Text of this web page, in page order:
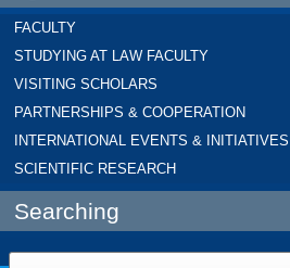
FACULTY
STUDYING AT LAW FACULTY
VISITING SCHOLARS
PARTNERSHIPS & COOPERATION
INTERNATIONAL EVENTS & INITIATIVES
SCIENTIFIC RESEARCH
Searching